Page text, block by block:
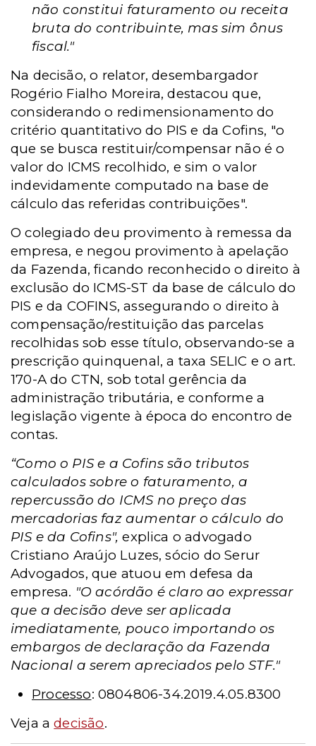
não constitui faturamento ou receita
bruta do contribuinte, mas sim ônus
fiscal."
Na decisão, o relator, desembargador
Rogério Fialho Moreira, destacou que,
considerando o redimensionamento do
critério quantitativo do PIS e da Cofins, "o
que se busca restituir/compensar não é o
valor do ICMS recolhido, e sim o valor
indevidamente computado na base de
cálculo das referidas contribuições".
O colegiado deu provimento à remessa da
empresa, e negou provimento à apelação
da Fazenda, ficando reconhecido o direito à
exclusão do ICMS-ST da base de cálculo do
PIS e da COFINS, assegurando o direito à
compensação/restituição das parcelas
recolhidas sob esse título, observando-se a
prescrição quinquenal, a taxa SELIC e o art.
170-A do CTN, sob total gerência da
administração tributária, e conforme a
legislação vigente à época do encontro de
contas.
“Como o PIS e a Cofins são tributos
calculados sobre o faturamento, a
repercussão do ICMS no preço das
mercadorias faz aumentar o cálculo do
PIS e da Cofins", explica o advogado
Cristiano Araújo Luzes, sócio do Serur
Advogados, que atuou em defesa da
empresa. "O acórdão é claro ao expressar
que a decisão deve ser aplicada
imediatamente, pouco importando os
embargos de declaração da Fazenda
Nacional a serem apreciados pelo STF."
Processo: 0804806-34.2019.4.05.8300
Veja adecisão.